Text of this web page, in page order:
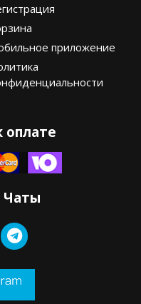
приложение
Чаты